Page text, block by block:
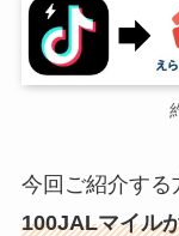
今回ご紹介する
100JALマイル